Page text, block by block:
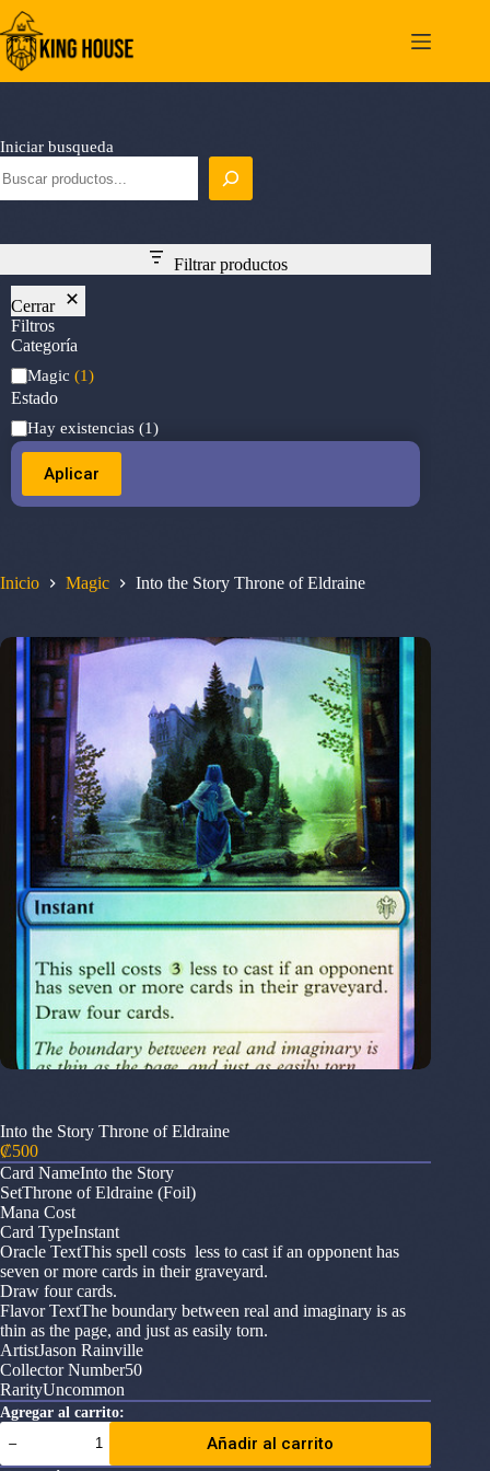
Saltar
al
contenido
Inicio Magic Into the Story Throne of Eldraine
Into the Story Throne of Eldraine
₡500
Card NameInto the Story
SetThrone of Eldraine (Foil)
Mana Cost
Card TypeInstant
Oracle TextThis spell costs less to cast if an opponent has
seven or more cards in their graveyard.
Draw four cards.
Flavor TextThe boundary between real and imaginary is as
thin as the page, and just as easily torn.
ArtistJason Rainville
Collector Number50
RarityUncommon
Agregar al carrito:
Into
the
Story
Añadir al carrito
Iniciar busqueda
Filtrar productos
Cerrar
Filtros
Categoría
Categoría
Magic (1)
Estado
Estado
Hay existencias (1)
Aplicar